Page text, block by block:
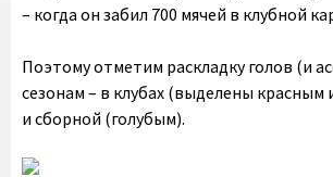
– когда он забил 700 мячей в клубной
Поэтому отметим раскладку голов (и
сезонам – в клубах (выделены красным
и сборной (голубым).